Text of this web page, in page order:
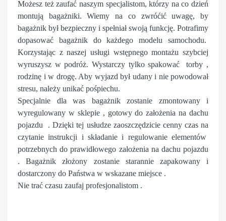
Możesz też zaufać naszym specjalistom, którzy na co dzień
montują bagażniki. Wiemy na co zwróćić uwagę, by
bagażnik był bezpieczny i spełniał swoją funkcję. Potrafimy
dopasować bagażnik do każdego modelu samochodu.
Korzystając z naszej usługi wstępnego montażu szybciej
wyruszysz w podróż. Wystarczy tylko spakować torby ,
rodzinę i w drogę. Aby wyjazd był udany i nie powodował
stresu, należy unikać pośpiechu.
Specjalnie dla was bagażnik zostanie zmontowany i
wyregulowany w sklepie , gotowy do założenia na dachu
pojazdu . Dzięki tej usłudze zaoszczędzicie cenny czas na
czytanie instrukcji i składanie i regulowanie elementów
potrzebnych do prawidłowego założenia na dachu pojazdu
. Bagażnik złożony zostanie starannie zapakowany i
dostarczony do Państwa w wskazane miejsce .
Nie trać czasu zaufaj profesjonalistom .